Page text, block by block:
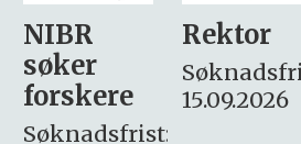
Rektor
Søknadsfrist:
15.09.2026
innen